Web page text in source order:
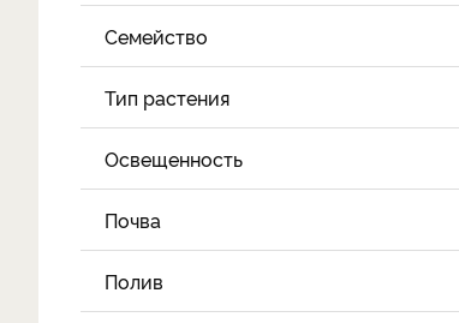
Семейство
Тип растения
Освещенность
Почва
Полив